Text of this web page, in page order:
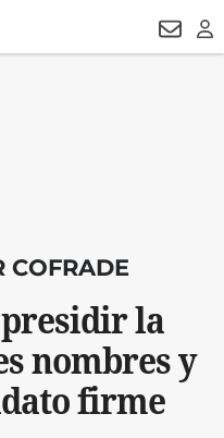
CONDENADOS
COFRADE
la
nombres y
firme